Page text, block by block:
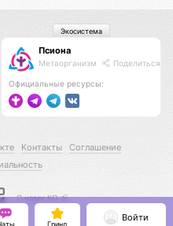
Псиона
Метаорганизм Поделиться
Официальные ресурсы:
Экосистема
Контакты
Соглашение
С нами КО 🕉️
Гринд
Войти